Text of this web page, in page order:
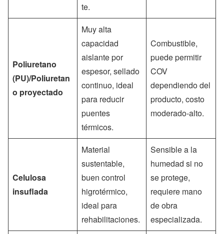
te.
Poliuretano
(PU)/Poliuretan
o proyectado
Muy alta
capacidad
aislante por
espesor, sellado
continuo, ideal
para reducir
puentes
térmicos.
Combustible,
puede permitir
COV
dependiendo del
producto, costo
moderado-alto.
Celulosa
insuflada
Material
sustentable,
buen control
higrotérmico,
ideal para
rehabilitaciones.
Sensible a la
humedad si no
se protege,
requiere mano
de obra
especializada.